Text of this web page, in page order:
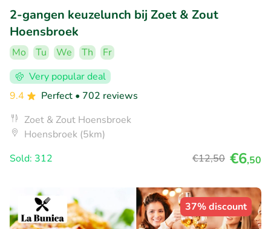
2-gangen keuzelunch bij Zoet & Zout
Hoensbroek
Mo Tu We Th
Fr
Very popular deal
9.4
Perfect • 702 reviews
Zoet & Zout Hoensbroek
Hoensbroek (5km)
Sold: 312
€12,50 €6,50
37% discount